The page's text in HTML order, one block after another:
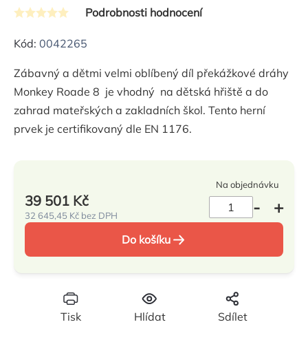
Průměrné
hodnocení
je
0,0
z
5
Podrobnosti hodnocení
Kód: 0042265
Zábavný a dětmi velmi oblíbený díl překážkové dráhy
Monkey Roade 8 je vhodný na dětská hřiště a do
zahrad mateřských a zakladních škol. Tento herní
prvek je certifikovaný dle EN 1176.
Tisk Hlídat Sdílet
Na objednávku
39 501 Kč
32 645,45 Kč bez DPH
Měrná
cena:
Do košíku